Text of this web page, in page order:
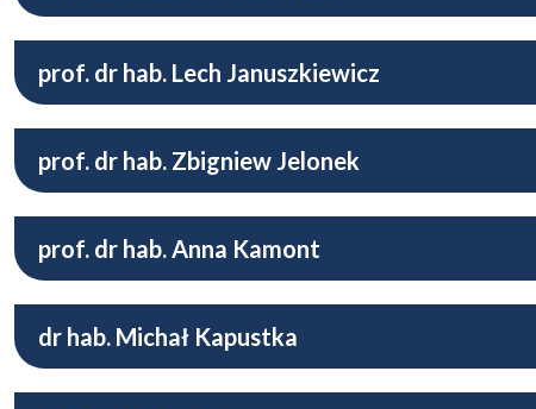
prof. dr hab. Lech Januszkiewicz
prof. dr hab. Zbigniew Jelonek
prof. dr hab. Anna Kamont
dr hab. Michał Kapustka